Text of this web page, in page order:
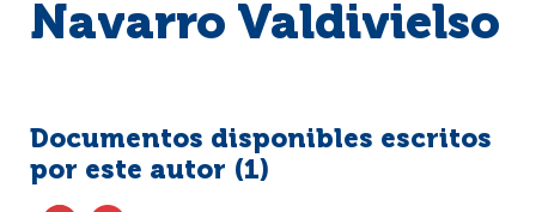
Navarro Valdivielso
Documentos disponibles escritos
por este autor (1)